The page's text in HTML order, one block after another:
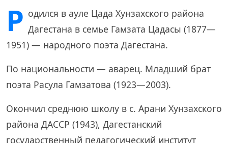
Р одился в ауле Цада Хунзахского района
Дагестана в семье Гамзата Цадасы (1877—
1951) — народного поэта Дагестана.
По национальности — аварец. Младший брат
поэта Расула Гамзатова (1923—2003).
Окончил среднюю школу в с. Арани Хунзахского
района ДАССР (1943), Дагестанский
государственный педагогический институт